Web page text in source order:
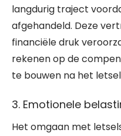
langdurig traject
afgehandeld. Deze
financiële druk
rekenen op de
te bouwen na het
3. Emotionele
Het omgaan met